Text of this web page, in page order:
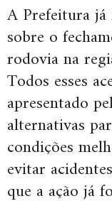
A Prefeitura
sobre o
rodovia na
Todos esses
apresentado
alternativas
condições
evitar
que a ação já